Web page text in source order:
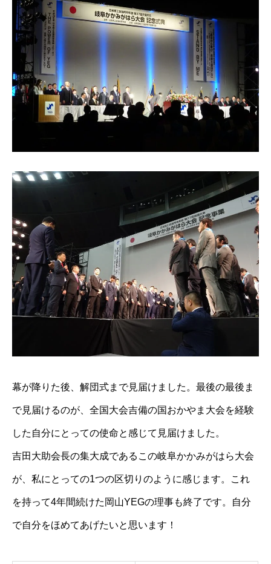
幕が降りた後、解団式まで見届けました。最後の最後ま
で見届けるのが、全国大会吉備の国おかやま大会を経験
した自分にとっての使命と感じて見届けました。
吉田大助会長の集大成であるこの岐阜かかみがはら大会
が、私にとっての1つの区切りのように感じます。これ
を持って4年間続けた岡山YEGの理事も終了です。自分
で自分をほめてあげたいと思います！